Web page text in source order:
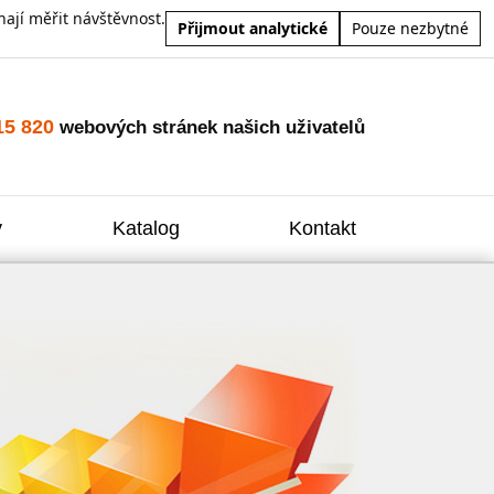
měřit návštěvnost.
Přijmout analytické Pouze nezbytné
820 webových stránek našich uživatelů
Katalog Kontakt